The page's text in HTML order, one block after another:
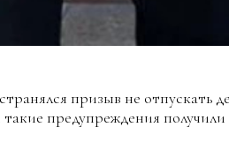
призыв не отпускать
предупреждения получили